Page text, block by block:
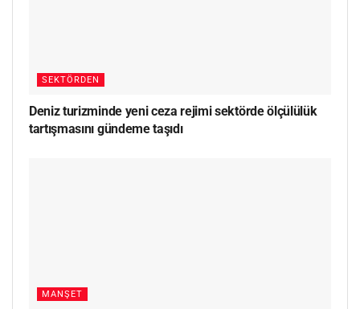
SEKTÖRDEN
Deniz turizminde yeni ceza rejimi sektörde ölçülülük
tartışmasını gündeme taşıdı
MANŞET